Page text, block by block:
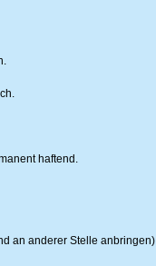
haftend.
an anderer Stelle anbringen)